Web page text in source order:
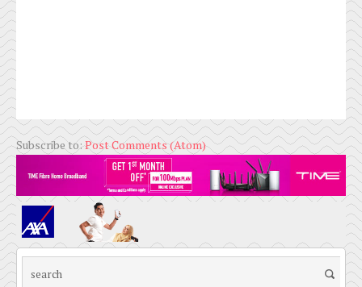
Subscribe to:Post Comments (Atom)